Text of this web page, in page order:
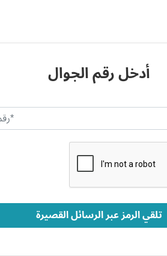
أدخل رقم الجوال
تلقي الرمز عبر الرسائل القصيرة